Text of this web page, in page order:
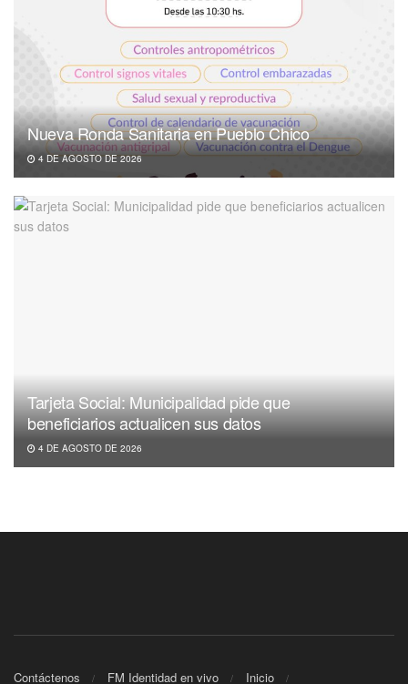
Nueva Ronda Sanitaria en Pueblo Chico
4 DE AGOSTO DE 2026
Tarjeta Social: Municipalidad pide que
beneficiarios actualicen sus datos
4 DE AGOSTO DE 2026
Contáctenos FM Identidad en vivo Inicio